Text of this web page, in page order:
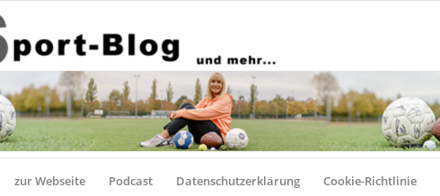
zur Webseite Podcast Datenschutzerklärung Cookie-Richtlinie